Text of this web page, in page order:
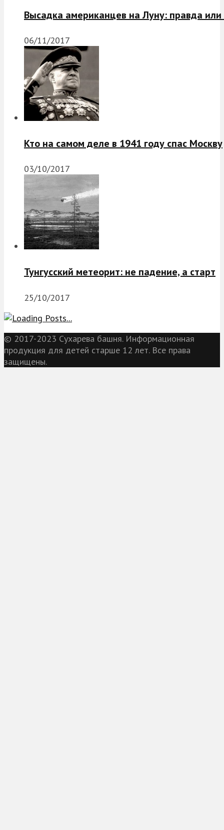
Высадка американцев на Луну: правда
06/11/2017
Кто на самом деле в 1941 году спас Москву
03/10/2017
Тунгусский метеорит: не падение, а старт
25/10/2017
© 2017-2023 Сухарева башня. Информационная
продукция для детей старше 12 лет. Все права
защищены.